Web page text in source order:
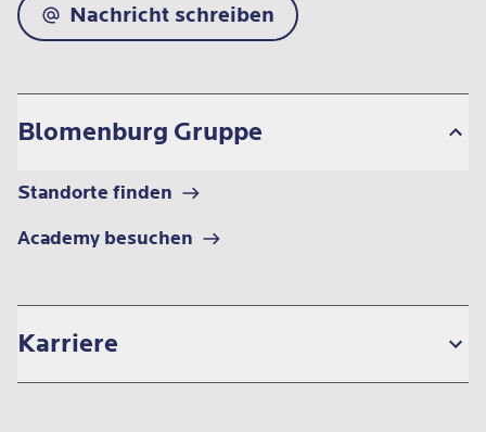
Nachricht schreiben
Blomenburg Gruppe
Standorte finden
Academy besuchen
Karriere